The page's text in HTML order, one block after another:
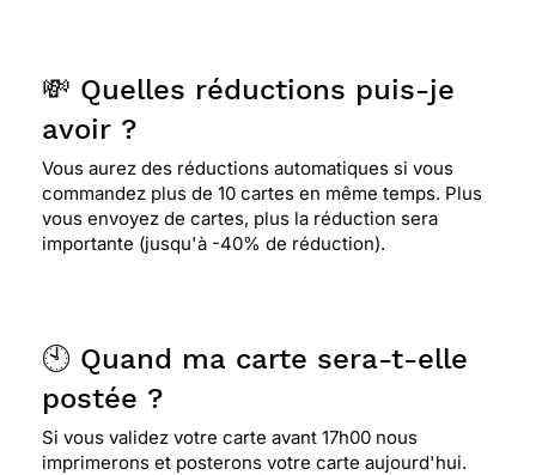
💸 Quelles réductions puis-je
avoir ?
Vous aurez des réductions automatiques si vous
commandez plus de 10 cartes en même temps. Plus
vous envoyez de cartes, plus la réduction sera
importante (jusqu'à -40% de réduction).
🕙 Quand ma carte sera-t-elle
postée ?
Si vous validez votre carte avant 17h00 nous
imprimerons et posterons votre carte aujourd'hui.